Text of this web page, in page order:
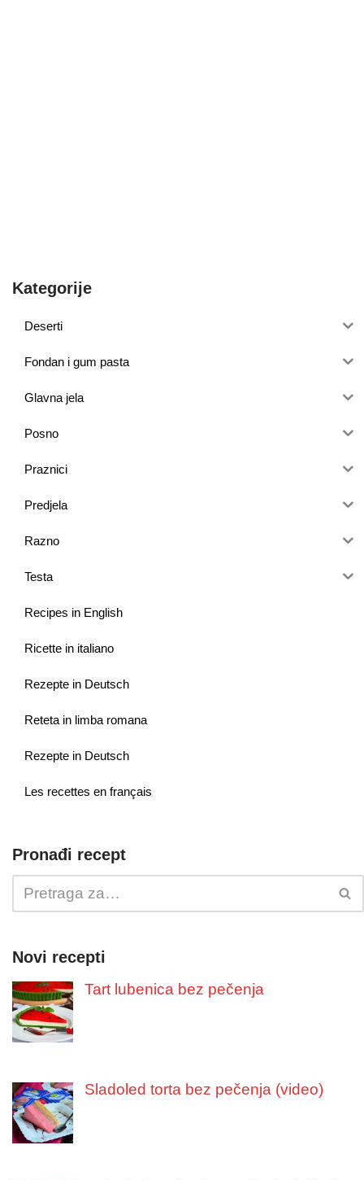
Kategorije
Deserti
Fondan i gum pasta
Glavna jela
Posno
Praznici
Predjela
Razno
Testa
Recipes in English
Ricette in italiano
Rezepte in Deutsch
Reteta in limba romana
Rezepte in Deutsch
Les recettes en français
Pronađi recept
Novi recepti
Tart lubenica bez pečenja
Sladoled torta bez pečenja (video)